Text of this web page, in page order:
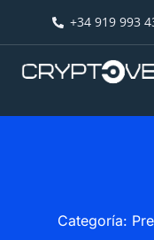
+34 919 993
Categoría: